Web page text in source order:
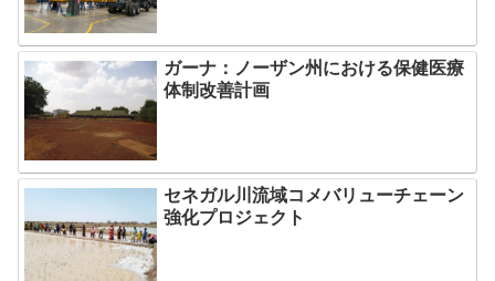
ガーナ：ノーザン州における保健医療
体制改善計画
セネガル川流域コメバリューチェーン
強化プロジェクト